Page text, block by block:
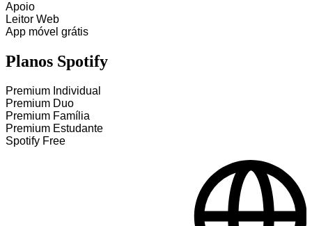
Apoio
Leitor Web
App móvel grátis
Planos Spotify
Premium Individual
Premium Duo
Premium Família
Premium Estudante
Spotify Free